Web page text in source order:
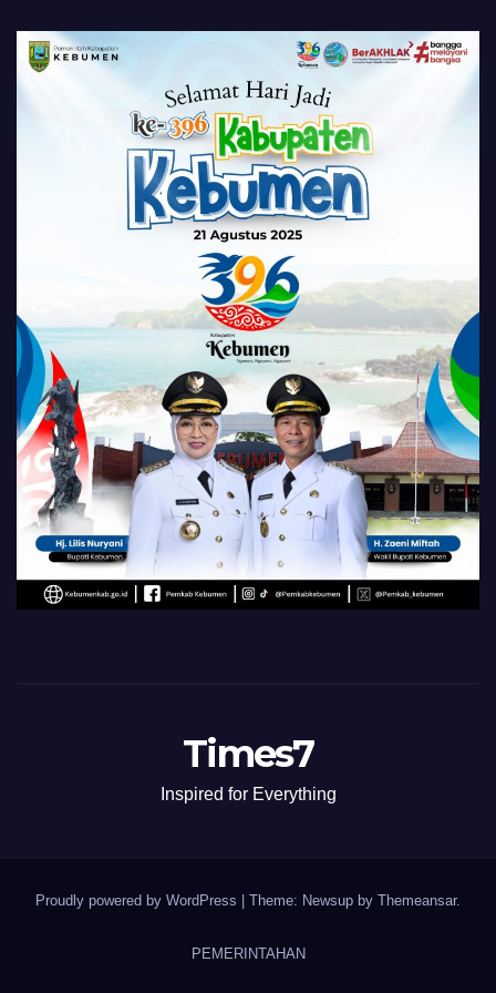
Times7
Inspired for Everything
Proudly powered by WordPress Theme: Newsup by Themeansar.
PEMERINTAHAN